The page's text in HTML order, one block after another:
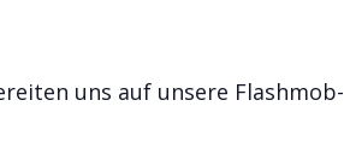
uns auf unsere Flashmob-